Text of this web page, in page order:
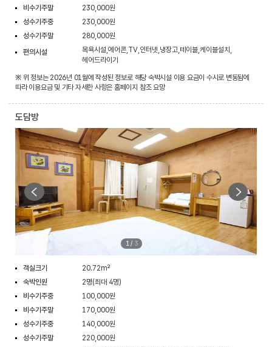
비수기주말
230,000원
성수기주중
230,000원
성수기주말
280,000원
편의시설
목욕시설,에어콘,TV,인터넷,냉장고,테이블,케이블설치,
헤어드라이기
※ 위 정보는 2026년 01월에 작성된 정보로 해당 숙박시설 이용 요금이 수시로 변동됨에
따라 이용요금 및 기타 자세한 사항은 홈페이지 참조 요망
도담방
1 / 3
객실크기
20.72m²
숙박인원
2명(최대 4명)
비수기주중
100,000원
비수기주말
170,000원
성수기주중
140,000원
성수기주말
220,000원